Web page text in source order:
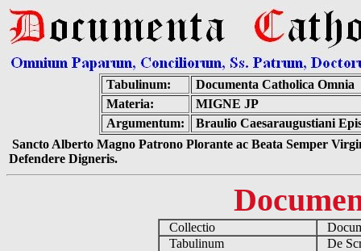
Tabulinum:
Documenta Catholica Omnia
Materia:
MIGNE JP
Argumentum:
Braulio Caesaraugustiani
Sancto Alberto Magno Patrono Plorante ac Beata Semper
Defendere Digneris.
Collectio
Tabulinum
De